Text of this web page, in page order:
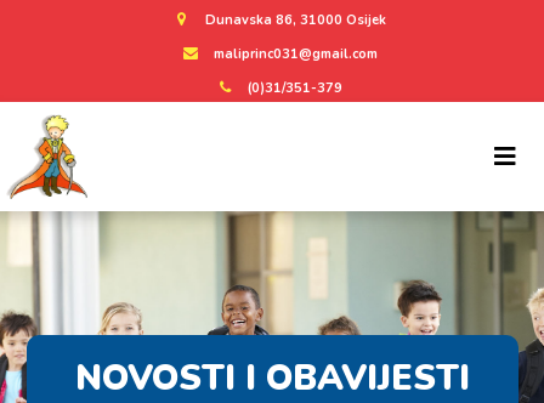
Dunavska 86, 31000 Osijek
maliprinc031@gmail.com
(0)31/351-379
NOVOSTI I OBAVIJESTI